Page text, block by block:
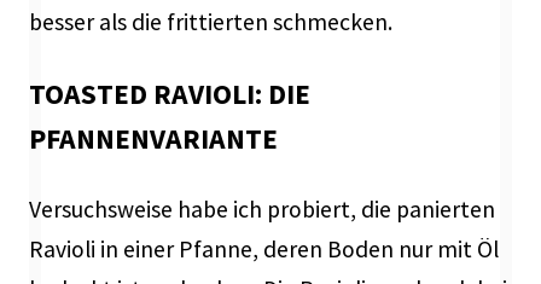
besser als die frittierten schmecken.
TOASTED RAVIOLI: DIE
PFANNENVARIANTE
Versuchsweise habe ich probiert, die panierten
Ravioli in einer Pfanne, deren Boden nur mit Öl